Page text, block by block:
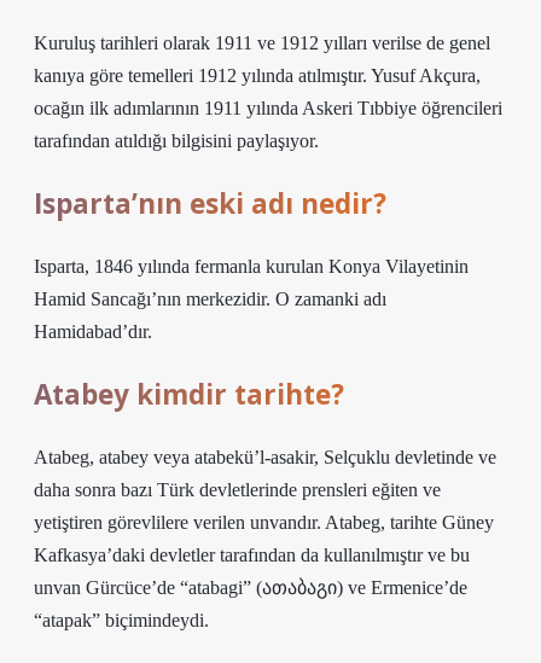
Kuruluş tarihleri ​​olarak 1911 ve 1912 yılları verilse de genel
kanıya göre temelleri 1912 yılında atılmıştır. Yusuf Akçura,
ocağın ilk adımlarının 1911 yılında Askeri Tıbbiye öğrencileri
tarafından atıldığı bilgisini paylaşıyor.
Isparta’nın eski adı nedir?
Isparta, 1846 yılında fermanla kurulan Konya Vilayetinin
Hamid Sancağı’nın merkezidir. O zamanki adı
Hamidabad’dır.
Atabey kimdir tarihte?
Atabeg, atabey veya atabekü’l-asakir, Selçuklu devletinde ve
daha sonra bazı Türk devletlerinde prensleri eğiten ve
yetiştiren görevlilere verilen unvandır. Atabeg, tarihte Güney
Kafkasya’daki devletler tarafından da kullanılmıştır ve bu
unvan Gürcüce’de “atabagi” (ათაბაგი) ve Ermenice’de
“atapak” biçimindeydi.